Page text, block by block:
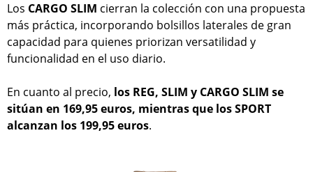
Los CARGO SLIM cierran la colección con una propuesta
más práctica, incorporando bolsillos laterales de gran
capacidad para quienes priorizan versatilidad y
funcionalidad en el uso diario.
En cuanto al precio, los REG, SLIM y CARGO SLIM se
sitúan en 169,95 euros, mientras que los SPORT
alcanzan los 199,95 euros.